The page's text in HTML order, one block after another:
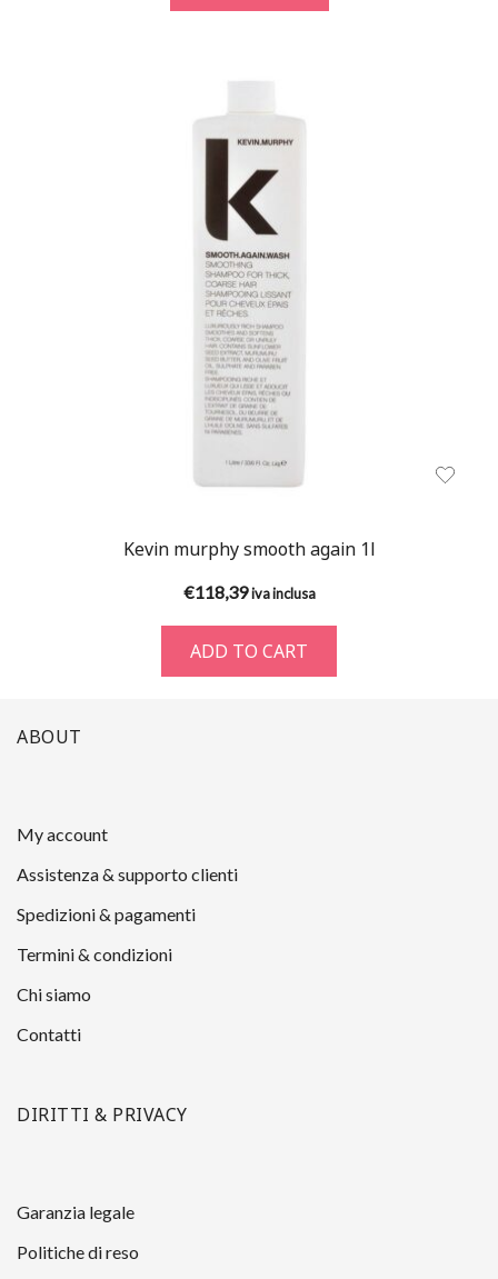
Kevin murphy smooth again 1l
€118,39 iva inclusa
ADD TO CART
ABOUT
My account
Assistenza & supporto clienti
Spedizioni & pagamenti
Termini & condizioni
Chi siamo
Contatti
DIRITTI & PRIVACY
Garanzia legale
Politiche di reso